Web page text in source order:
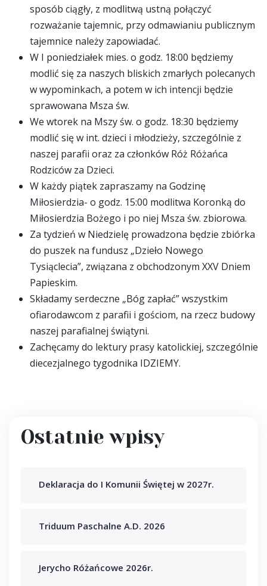
sposób ciągły, z modlitwą ustną połączyć
rozważanie tajemnic, przy odmawianiu publicznym
tajemnice należy zapowiadać.
W I poniedziałek mies. o godz. 18:00 będziemy
modlić się za naszych bliskich zmarłych polecanych
w wypominkach, a potem w ich intencji będzie
sprawowana Msza św.
We wtorek na Mszy św. o godz. 18:30 będziemy
modlić się w int. dzieci i młodzieży, szczególnie z
naszej parafii oraz za członków Róż Różańca
Rodziców za Dzieci.
W każdy piątek zapraszamy na Godzinę
Miłosierdzia- o godz. 15:00 modlitwa Koronką do
Miłosierdzia Bożego i po niej Msza św. zbiorowa.
Za tydzień w Niedzielę prowadzona będzie zbiórka
do puszek na fundusz „Dzieło Nowego
Tysiąclecia”, związana z obchodzonym XXV Dniem
Papieskim.
Składamy serdeczne „Bóg zapłać” wszystkim
ofiarodawcom z parafii i gościom, na rzecz budowy
naszej parafialnej świątyni.
Zachęcamy do lektury prasy katolickiej, szczególnie
diecezjalnego tygodnika IDZIEMY.
Ostatnie wpisy
Deklaracja do I Komunii Świętej w 2027r.
Triduum Paschalne A.D. 2026
Jerycho Różańcowe 2026r.